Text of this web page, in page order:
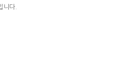
니다.